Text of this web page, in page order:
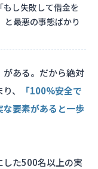
し失敗して借金を
最悪の事態ばかり
ある。だから絶対
、
「100%安全で
要素があると一歩
した500名以上の実